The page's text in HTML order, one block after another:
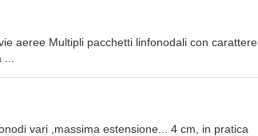
aeree Multipli pacchetti linfonodali con carattere
vari ,massima estensione... 4 cm, in pratica